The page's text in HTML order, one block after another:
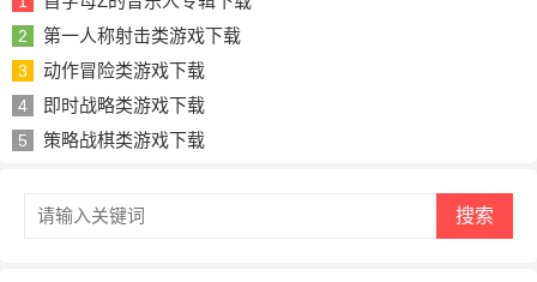
2 第一人称射击类游戏下载
3 动作冒险类游戏下载
4 即时战略类游戏下载
5 策略战棋类游戏下载
搜索